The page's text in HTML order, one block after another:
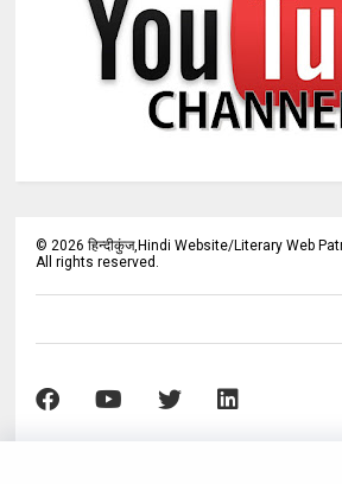
©2026 हिन्दीकुंज,Hindi Website/Literary Web
All rights reserved.